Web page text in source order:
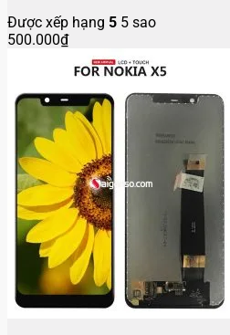
Được xếp hạng 5 5 sao
500.000₫